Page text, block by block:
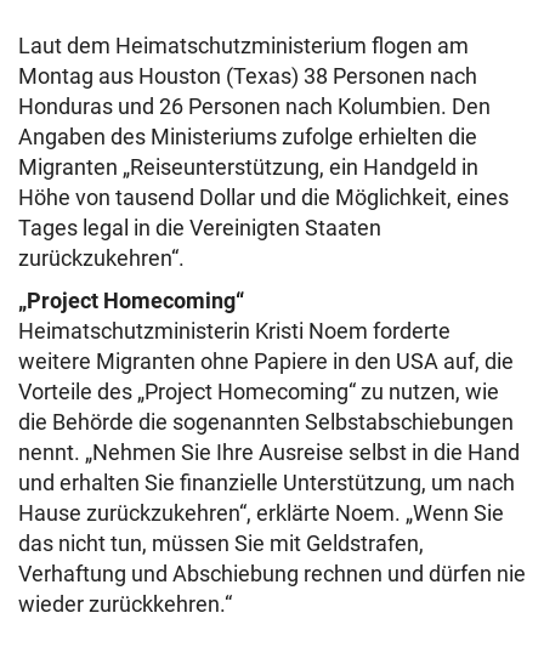
Laut dem Heimatschutzministerium flogen am
Montag aus Houston (Texas) 38 Personen nach
Honduras und 26 Personen nach Kolumbien. Den
Angaben des Ministeriums zufolge erhielten die
Migranten „Reiseunterstützung, ein Handgeld in
Höhe von tausend Dollar und die Möglichkeit, eines
Tages legal in die Vereinigten Staaten
zurückzukehren“.
„Project Homecoming“
Heimatschutzministerin Kristi Noem forderte
weitere Migranten ohne Papiere in den USA auf, die
Vorteile des „Project Homecoming“ zu nutzen, wie
die Behörde die sogenannten Selbstabschiebungen
nennt. „Nehmen Sie Ihre Ausreise selbst in die Hand
und erhalten Sie finanzielle Unterstützung, um nach
Hause zurückzukehren“, erklärte Noem. „Wenn Sie
das nicht tun, müssen Sie mit Geldstrafen,
Verhaftung und Abschiebung rechnen und dürfen nie
wieder zurückkehren.“